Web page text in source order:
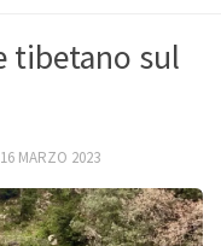
tibetano sul
16 MARZO 2023